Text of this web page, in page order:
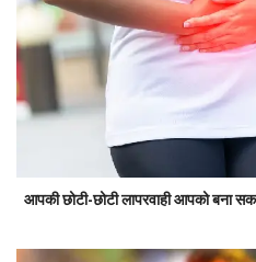
आपकी छोटी-छोटी लापरवाही आपको बना